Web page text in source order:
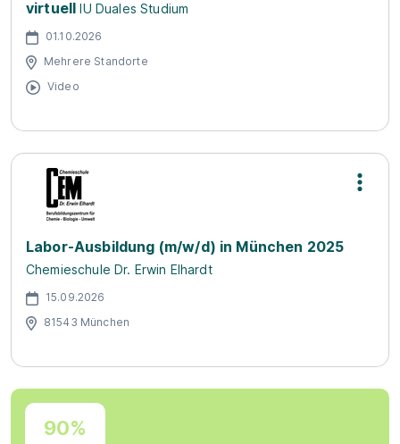
virtuell IU Duales Studium
01.10.2026
Mehrere Standorte
Video
Labor-Ausbildung (m/w/d) in München 2025
Chemieschule Dr. Erwin Elhardt
15.09.2026
81543 München
90%